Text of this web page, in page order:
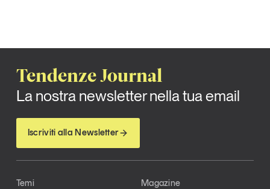
Eventi e formazione
Chi siamo
Newsletter
Tendenze Journal
La nostra newsletter nella tua email
Iscriviti alla Newsletter
Temi Magazine